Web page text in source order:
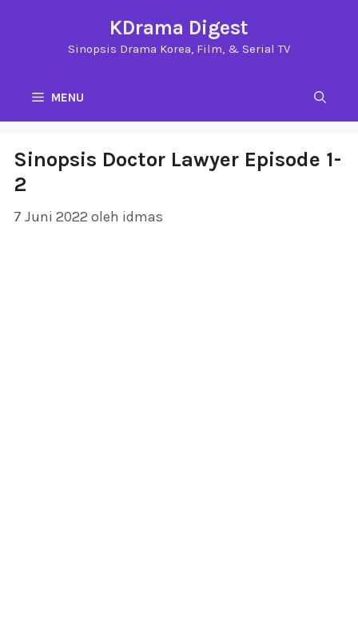
KDrama Digest
Sinopsis Drama Korea, Film, & Serial TV
MENU
Sinopsis Doctor Lawyer Episode 1-
2
7 Juni 2022 oleh idmas